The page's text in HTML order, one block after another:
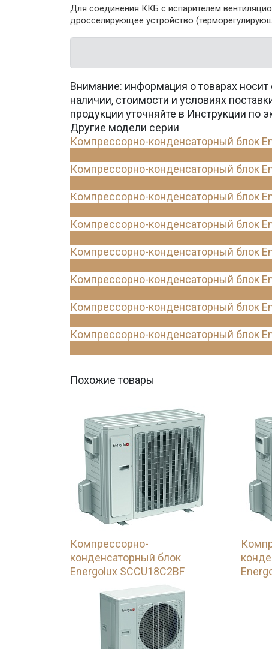
Для соединения ККБ с испарителем
дросселирующее устройство
Внимание: информация о товарах
наличии, стоимости и условиях
продукции уточняйте в Инструкции по
Другие модели серии
Компрессорно-конденсаторный блок
Компрессорно-конденсаторный блок
Компрессорно-конденсаторный блок
Компрессорно-конденсаторный блок
Компрессорно-конденсаторный блок
Компрессорно-конденсаторный блок
Компрессорно-конденсаторный блок
Компрессорно-конденсаторный блок
Похожие товары
Компрессорно-
конденсаторный блок
Energolux SCCU18C2BF